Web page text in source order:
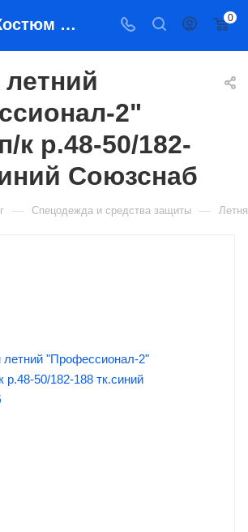
Купить Костюм летний "Профессионал-2" куртка+п/к р.48-50/182-188 тк.синий Союзснаб в Якутске — цена, характеристики, подбор | Востоктехторг 0
2"
к р.48-50/182-
Союзснаб
— Спецодежда и средства защиты —